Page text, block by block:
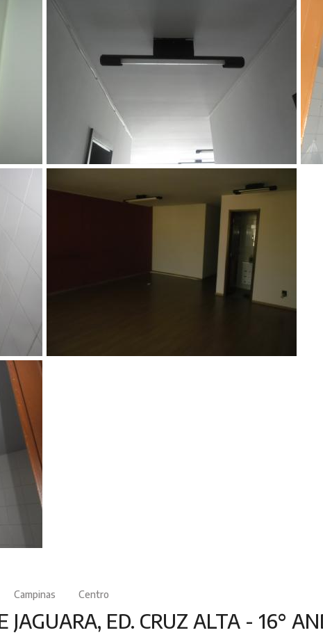
Campinas Centro
JAGUARA, ED. CRUZ ALTA - 16°